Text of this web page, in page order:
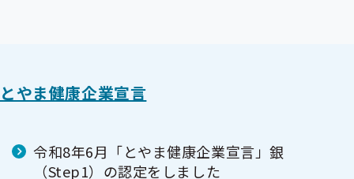
とやま健康企業宣言
令和8年6月「とやま健康企業宣言」銀
（Step1）の認定をしました